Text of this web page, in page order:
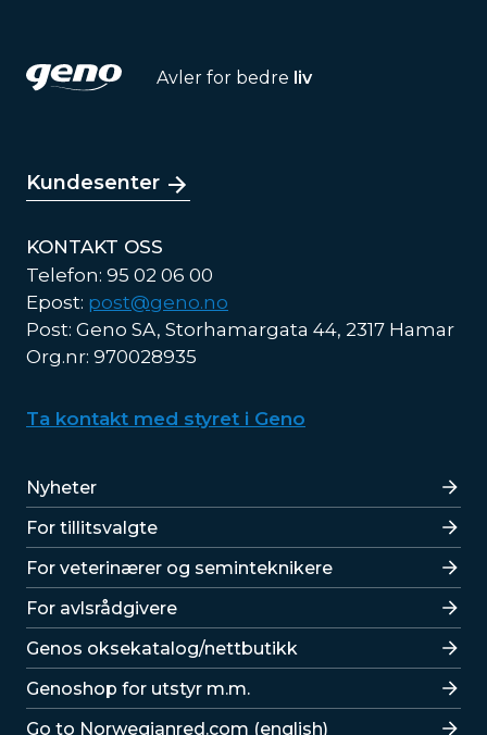
Avler for bedre liv
Kundesenter
KONTAKT OSS
Telefon: 95 02 06 00
Epost: post@geno.no
Post: Geno SA, Storhamargata 44, 2317 Hamar
Org.nr: 970028935
Ta kontakt med styret i Geno
Lenker
Nyheter
For tillitsvalgte
For veterinærer og seminteknikere
For avlsrådgivere
Lenker
Genos oksekatalog/nettbutikk
Genoshop for utstyr m.m.
Go to Norwegianred.com (english)